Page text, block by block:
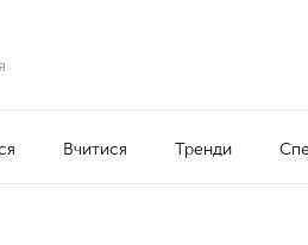
Вчитися Тренди